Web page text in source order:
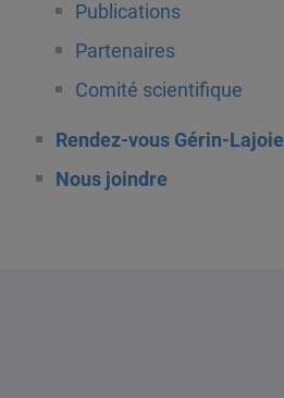
Publications
Partenaires
Comité scientifique
Rendez-vous Gérin-Lajoie
Nous joindre